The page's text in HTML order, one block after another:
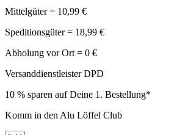
Mittelgüter = 10,99 €
Speditionsgüter = 18,99 €
Abholung vor Ort = 0 €
Versanddienstleister DPD
10 % sparen auf Deine 1. Bestellung*
Komm in den Alu Löffel Club